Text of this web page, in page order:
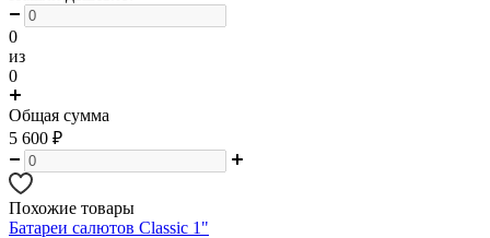
0
из
0
Общая сумма
5 600 ₽
Похожие товары
Батареи салютов Classic 1"